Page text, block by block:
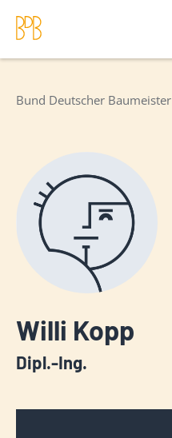
Bund Deutscher Baumeister
Willi Kopp
Dipl.-Ing.